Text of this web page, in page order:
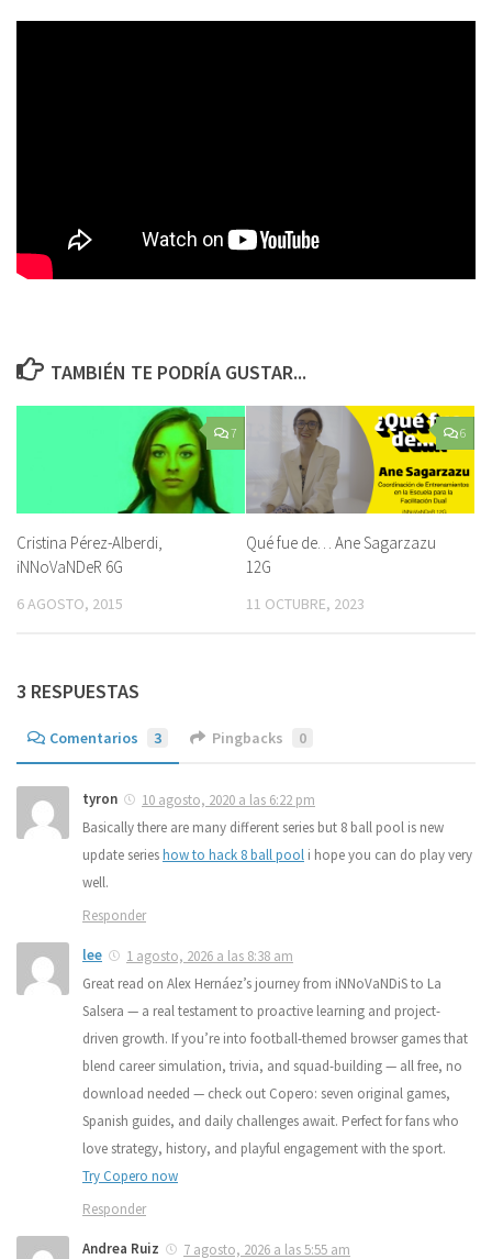
TAMBIÉN TE PODRÍA GUSTAR...
7
Cristina Pérez-Alberdi,
iNNoVaNDeR 6G
6 AGOSTO, 2015
6
Qué fue de… Ane Sagarzazu
12G
11 OCTUBRE, 2023
3 RESPUESTAS
Comentarios 3 Pingbacks 0
tyron
10 agosto, 2020 a las 6:22 pm
Basically there are many different series but 8 ball pool is new
update serieshow to hack 8 ball pool i hope you can do play very
well.
Responder
lee
1 agosto, 2026 a las 8:38 am
Great read on Alex Hernáez’s journey from iNNoVaNDiS to La
Salsera — a real testament to proactive learning and project-
driven growth. If you’re into football-themed browser games that
blend career simulation, trivia, and squad-building — all free, no
download needed — check out Copero: seven original games,
Spanish guides, and daily challenges await. Perfect for fans who
love strategy, history, and playful engagement with the sport.
Try Copero now
Responder
Andrea Ruiz 7 agosto, 2026 a las 5:55 am